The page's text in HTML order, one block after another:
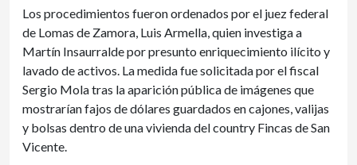
Los procedimientos fueron ordenados por el juez federal
de Lomas de Zamora, Luis Armella, quien investiga a
Martín Insaurralde por presunto enriquecimiento ilícito y
lavado de activos. La medida fue solicitada por el fiscal
Sergio Mola tras la aparición pública de imágenes que
mostrarían fajos de dólares guardados en cajones, valijas
y bolsas dentro de una vivienda del country Fincas de San
Vicente.